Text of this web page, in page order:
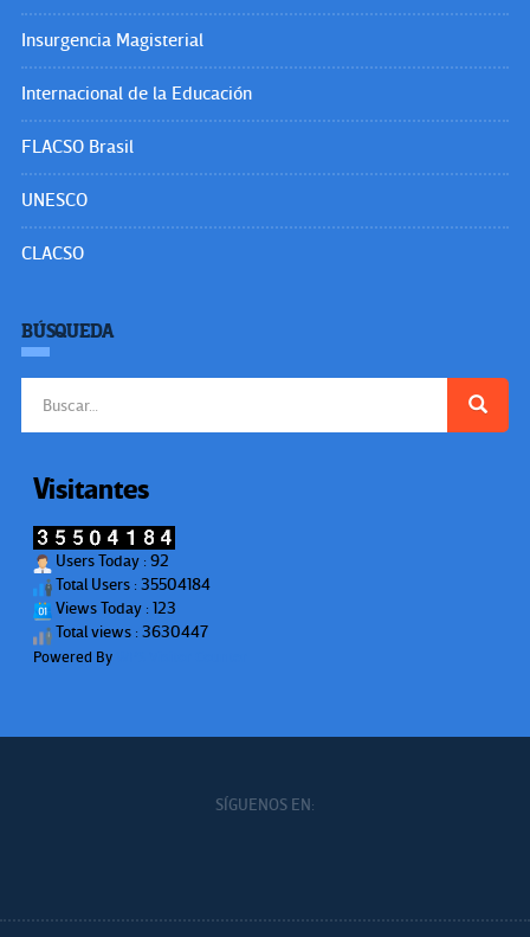
Insurgencia Magisterial
Internacional de la Educación
FLACSO Brasil
UNESCO
CLACSO
BÚSQUEDA
Visitantes
Users Today : 92
Total Users : 35504184
Views Today : 123
Total views : 3630447
Powered By
SÍGUENOS EN: